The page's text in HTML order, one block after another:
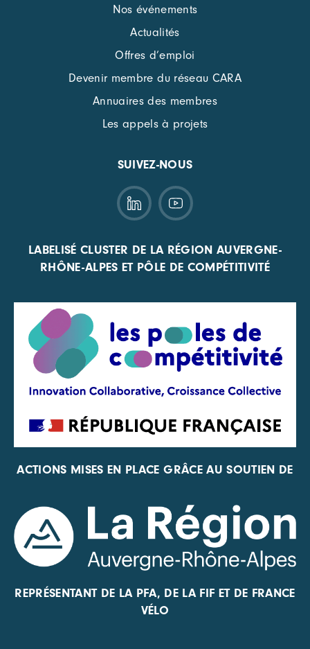
Nos événements
Actualités
Offres d’emploi
Devenir membre du réseau CARA
Annuaires des membres
Les appels à projets
SUIVEZ-NOUS
LABELISÉ CLUSTER DE LA RÉGION AUVERGNE-
RHÔNE-ALPES ET PÔLE DE COMPÉTITIVITÉ
ACTIONS MISES EN PLACE GRÂCE AU SOUTIEN DE
REPRÉSENTANT DE LA PFA, DE LA FIF ET DE FRANCE
VÉLO